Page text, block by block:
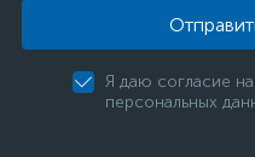
Я даю согласие
персональных